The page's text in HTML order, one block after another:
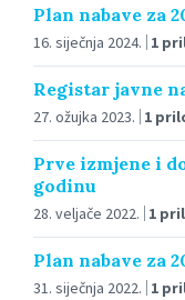
Plan nabave za
16. siječnja 2024. 1
Registar javne
27. ožujka 2023. 1
Prve izmjene i
godinu
28. veljače 2022. 1
Plan nabave za
31. siječnja 2022. 1